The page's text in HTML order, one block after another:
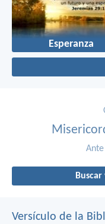
Esperanza
Ante
Versículo de la